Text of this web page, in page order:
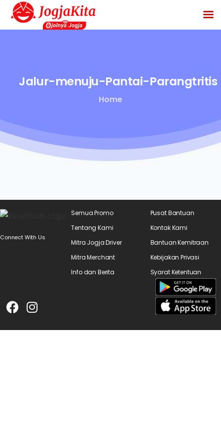
Jalur-menuju-Pantai-Parangtritis
Home
Connect With Us
Semua Promo
Tentang Kami
Mitra Jogja Driver
Mitra Merchant
Info dan Berita
Pusat Bantuan
Kontak Kami
Bantuan Kemitraan
Kebijakan Privasi
Syarat Ketentuan